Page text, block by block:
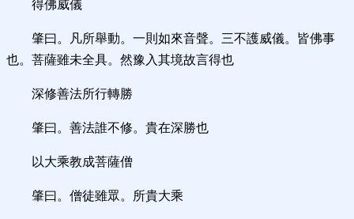
得佛威儀
肇曰。凡所舉動。一則如來音聲。三不護威儀。皆佛事
也。菩薩雖未全具。然豫入其境故言得也
深修善法所行轉勝
肇曰。善法誰不修。貴在深勝也
以大乘教成菩薩僧
肇曰。僧徒雖眾。所貴大乘